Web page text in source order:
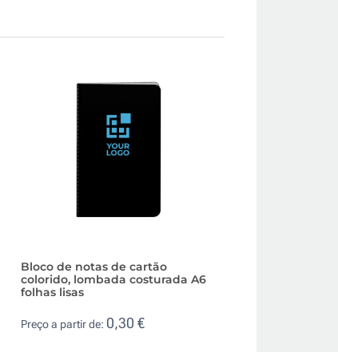
Bloco de notas de cartão
colorido, lombada costurada A6
folhas lisas
Preço a partir de: 0,30 €